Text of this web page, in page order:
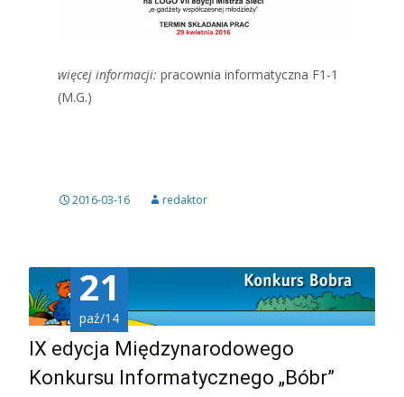
więcej informacji: pracownia informatyczna F1-1
(M.G.)
2016-03-16 redaktor
21
paź/14
IX edycja Międzynarodowego
Konkursu Informatycznego „Bóbr”